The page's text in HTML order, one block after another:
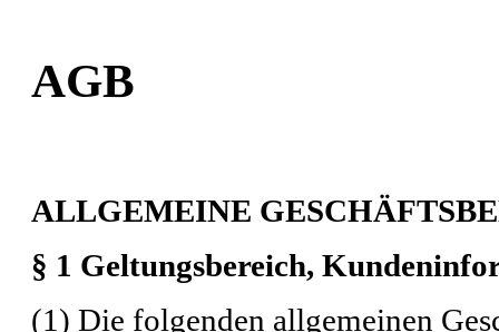
AGB
ALLGEMEINE
§ 1 Geltungsbereich,
(1) Die folgenden allgemeinen